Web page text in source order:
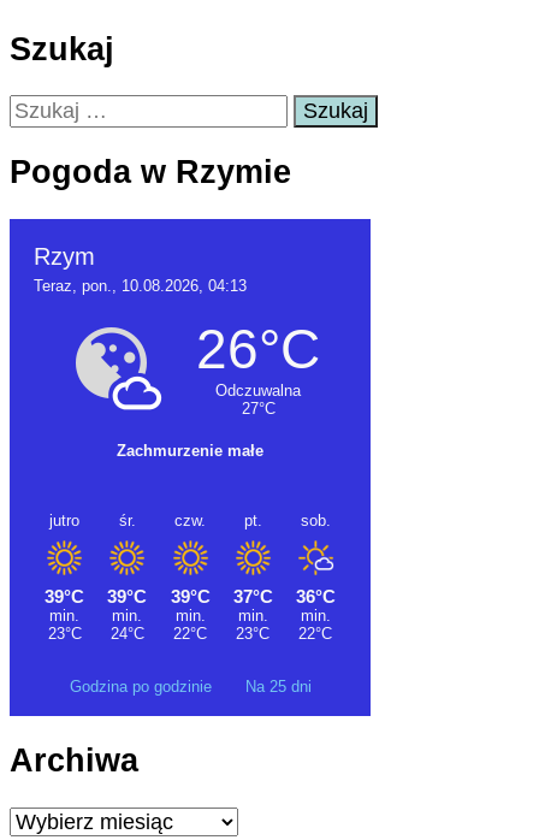
Szukaj
Szukaj:
Pogoda w Rzymie
Godzina po godzinie Na 25 dni
Archiwa
Archiwa